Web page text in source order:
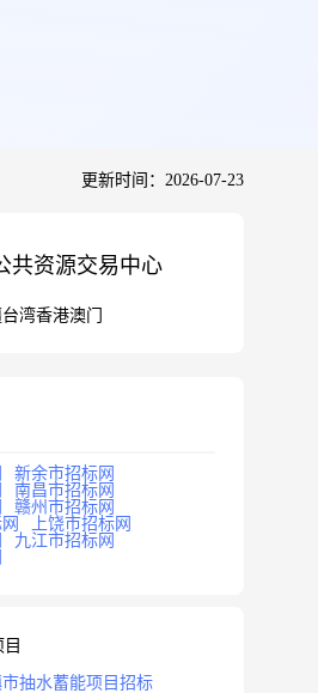
更新时间：2026-07-23
共资源交易中心
台湾香港澳门
新余市招标网
南昌市招标网
赣州市招标网
上饶市招标网
九江市招标网
抽水蓄能项目招标